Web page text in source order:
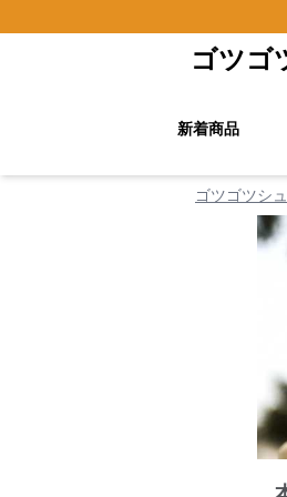
ゴツゴ
新着商品
ゴツゴツシ